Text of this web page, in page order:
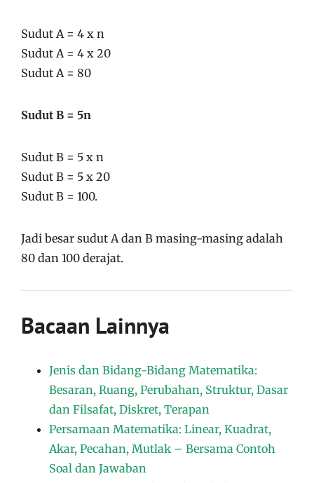
Sudut A = 4 x n
Sudut A = 4 x 20
Sudut A = 80
Sudut B = 5n
Sudut B = 5 x n
Sudut B = 5 x 20
Sudut B = 100.
Jadi besar sudut A dan B masing-masing adalah
80 dan 100 derajat.
Bacaan Lainnya
Jenis dan Bidang-Bidang Matematika:
Besaran, Ruang, Perubahan, Struktur, Dasar
dan Filsafat, Diskret, Terapan
Persamaan Matematika: Linear, Kuadrat,
Akar, Pecahan, Mutlak – Bersama Contoh
Soal dan Jawaban